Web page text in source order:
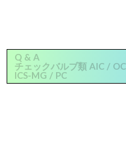
Q & A
チェックバルブ類 AIC /
ICS-MG / PC